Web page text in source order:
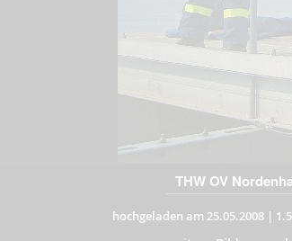
THW OV
hochgeladen am 25.05.2008 |